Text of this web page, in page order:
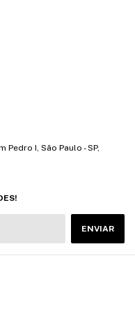
Pedro I, São Paulo - SP,